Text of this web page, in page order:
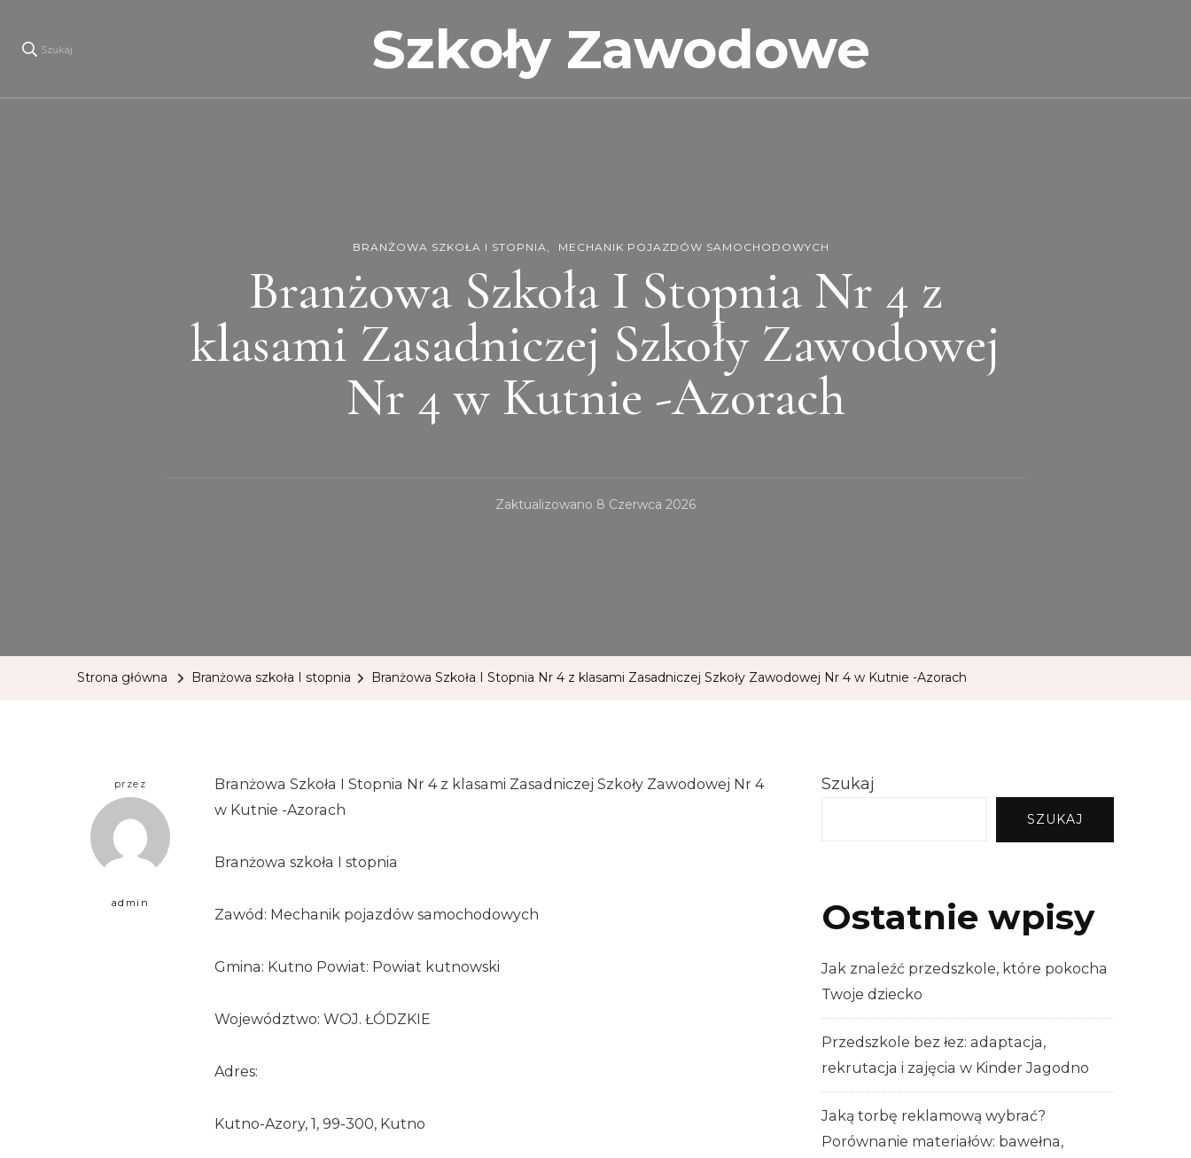
Szukaj Szkoły Zawodowe
BRANŻOWA SZKOŁA I STOPNIA MECHANIK POJAZDÓW SAMOCHODOWYCH
Branżowa Szkoła I Stopnia Nr 4 z
klasami Zasadniczej Szkoły Zawodowej
Nr 4 w Kutnie -Azorach
Zaktualizowano 8 Czerwca 2026
Strona główna Branżowa szkoła I stopnia Branżowa Szkoła I Stopnia Nr 4 z klasami Zasadniczej Szkoły Zawodowej Nr 4 w Kutnie -Azorach
przez
admin
Branżowa Szkoła I Stopnia Nr 4 z klasami Zasadniczej Szkoły Zawodowej Nr 4
w Kutnie -Azorach
Branżowa szkoła I stopnia
Zawód: Mechanik pojazdów samochodowych
Gmina: Kutno Powiat: Powiat kutnowski
Województwo: WOJ. ŁÓDZKIE
Adres:
Kutno-Azory, 1, 99-300, Kutno
Szukaj
SZUKAJ
Ostatnie wpisy
Jak znaleźć przedszkole, które pokocha
Twoje dziecko
Przedszkole bez łez: adaptacja,
rekrutacja i zajęcia w Kinder Jagodno
Jaką torbę reklamową wybrać?
Porównanie materiałów: bawełna,